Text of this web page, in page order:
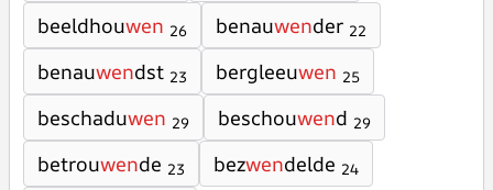
beeldhouwen 26 benauwender 22
benauwendst 23 bergleeuwen 25
beschaduwen 29 beschouwend 29
betrouwende 23 bezwendelde 24